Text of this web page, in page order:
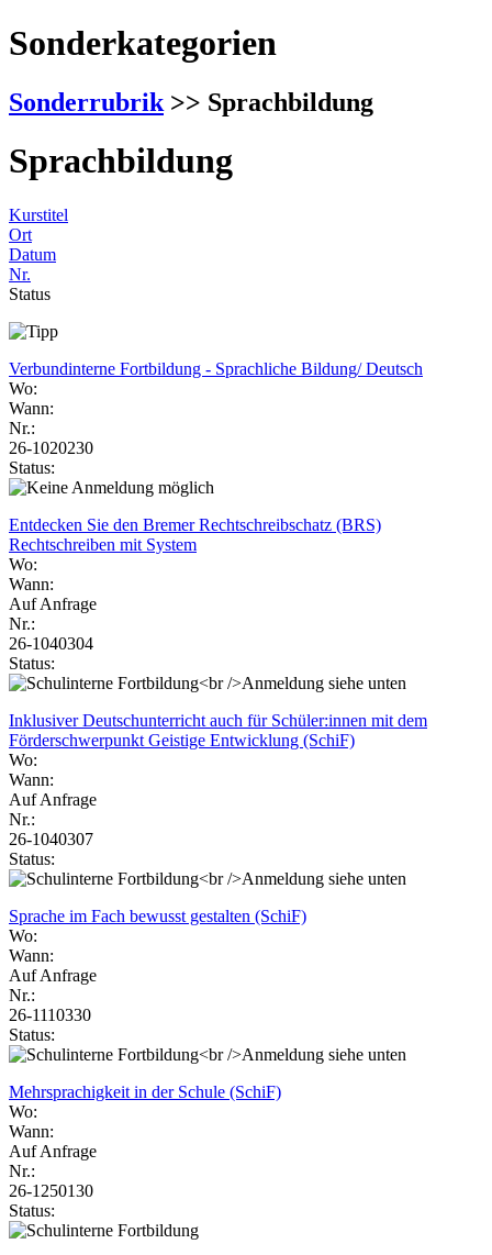
Sonderkategorien
Sonderrubrik >> Sprachbildung
Sprachbildung
Kurstitel
Ort
Datum
Nr.
Status
Verbundinterne Fortbildung - Sprachliche Bildung/ Deutsch
Wo:
Wann:
Nr.:
26-1020230
Status:
Entdecken Sie den Bremer Rechtschreibschatz (BRS)
Rechtschreiben mit System
Wo:
Wann:
Auf Anfrage
Nr.:
26-1040304
Status:
Inklusiver Deutschunterricht auch für Schüler:innen mit dem
Förderschwerpunkt Geistige Entwicklung (SchiF)
Wo:
Wann:
Auf Anfrage
Nr.:
26-1040307
Status:
Sprache im Fach bewusst gestalten (SchiF)
Wo:
Wann:
Auf Anfrage
Nr.:
26-1110330
Status:
Mehrsprachigkeit in der Schule (SchiF)
Wo:
Wann:
Auf Anfrage
Nr.:
26-1250130
Status: